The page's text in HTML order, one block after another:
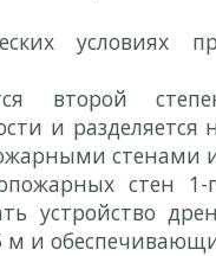
условиях
второй
и разделяется
стенами
стен
устройство
м и